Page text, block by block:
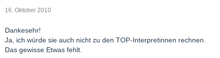
16. Oktober 2010
Dankesehr!
Ja, ich würde sie auch nicht zu den TOP-Interpretinnen rechnen.
Das gewisse Etwas fehlt.